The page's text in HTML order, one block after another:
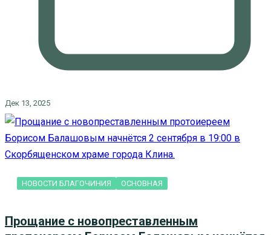
Дек 13, 2025
НОВОСТИ БЛАГОЧИНИЯ ОСНОВНАЯ
Прощание с новопреставленным